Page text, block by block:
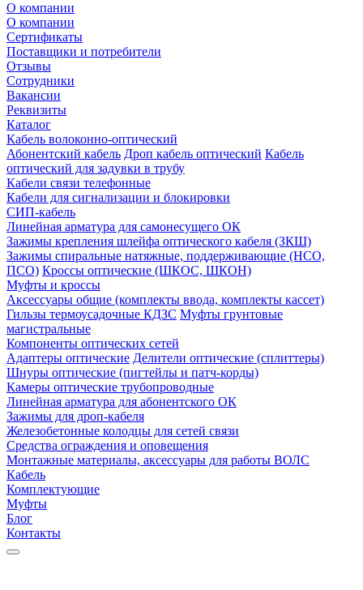
О компании
О компании
Сертификаты
Поставщики и потребители
Отзывы
Сотрудники
Вакансии
Реквизиты
Каталог
Кабель волоконно-оптический
Абонентский кабель Дроп кабель оптический Кабель
оптический для задувки в трубу
Кабели связи телефонные
Кабели для сигнализации и блокировки
СИП-кабель
Линейная арматура для самонесущего ОК
Зажимы крепления шлейфа оптического кабеля (ЗКШ)
Зажимы спиральные натяжные, поддерживающие (НСО,
ПСО) Кроссы оптические (ШКОС, ШКОН)
Муфты и кроссы
Аксессуары общие (комплекты ввода, комплекты кассет)
Гильзы термоусадочные КДЗС Муфты грунтовые
магистральные
Компоненты оптических сетей
Адаптеры оптические Делители оптические (сплиттеры)
Шнуры оптические (пигтейлы и патч-корды)
Камеры оптические трубопроводные
Линейная арматура для абонентского ОК
Зажимы для дроп-кабеля
Железобетонные колодцы для сетей связи
Средства ограждения и оповещения
Монтажные материалы, аксессуары для работы ВОЛС
Кабель
Комплектующие
Муфты
Блог
Контакты